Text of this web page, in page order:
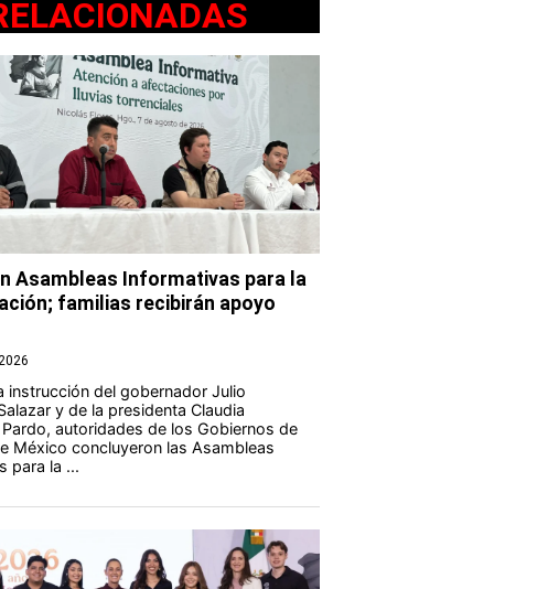
Asambleas Informativas para la
familias recibirán apoyo
instrucción del gobernador Julio
y de la presidenta Claudia
autoridades de los Gobiernos de
México concluyeron las Asambleas
para la ...